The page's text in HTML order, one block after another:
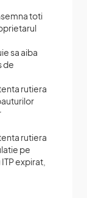
toti
sa aiba
de
rutiera
rutiera
pe
expirat,